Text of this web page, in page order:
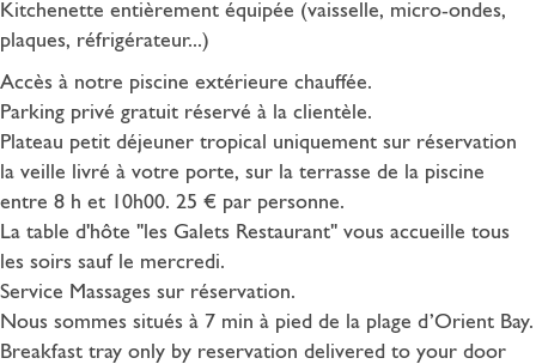
Kitchenette entièrement équipée (vaisselle, micro-ondes,
plaques, réfrigérateur...)
Accès à notre piscine extérieure chauffée.
Parking privé gratuit réservé à la clientèle.
Plateau petit déjeuner tropical uniquement sur réservation
la veille livré à votre porte, sur la terrasse de la piscine
entre 8 h et 10h00. 25 € par personne.
La table d'hôte "les Galets Restaurant" vous accueille tous
les soirs sauf le mercredi.
Service Massages sur réservation.
Nous sommes situés à 7 min à pied de la plage d’Orient Bay.
Breakfast tray only by reservation delivered to your door